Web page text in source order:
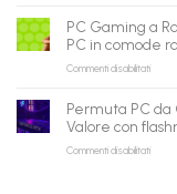
può
fare
qui
B2B
per
Gaming
in
Pronta
Nuovi
PC Gaming a
PC in comode
Commenti disabilitatisu
a
Rate
Online:
Permuta PC da
Valore con
Commenti disabilitatisu